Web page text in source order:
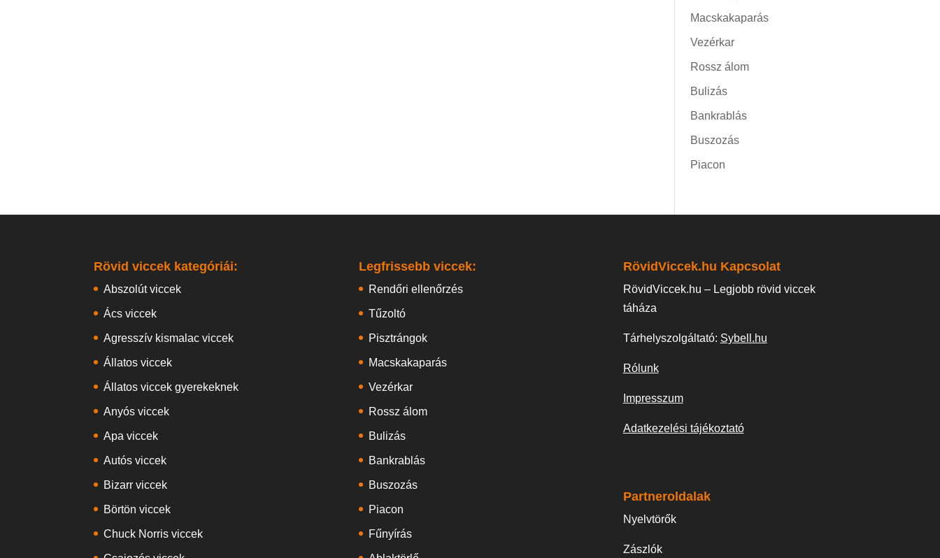
Macskakaparás
Vezérkar
Rossz álom
Bulizás
Bankrablás
Buszozás
Piacon
Rövid viccek kategóriái:
Abszolút viccek
Ács viccek
Agresszív kismalac viccek
Állatos viccek
Állatos viccek gyerekeknek
Anyós viccek
Apa viccek
Autós viccek
Bizarr viccek
Börtön viccek
Chuck Norris viccek
Legfrissebb viccek:
Rendőri ellenőrzés
Tűzoltó
Pisztrángok
Macskakaparás
Vezérkar
Rossz álom
Bulizás
Bankrablás
Buszozás
Piacon
Fűnyírás
RövidViccek.hu Kapcsolat
RövidViccek.hu – Legjobb rövid viccek
táháza
Tárhelyszolgáltató: Sybell.hu
Rólunk
Impresszum
Adatkezelési tájékoztató
Partneroldalak
Nyelvtörők
Zászlók